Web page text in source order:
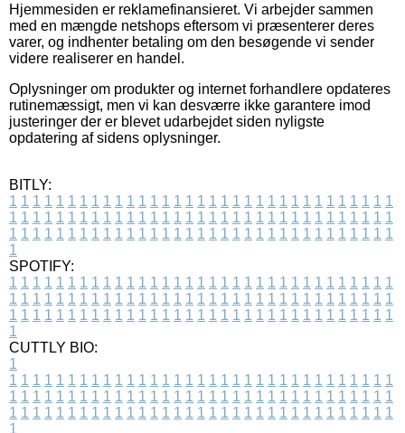
Hjemmesiden er reklamefinansieret. Vi arbejder sammen
med en mængde netshops eftersom vi præsenterer deres
varer, og indhenter betaling om den besøgende vi sender
videre realiserer en handel.
Oplysninger om produkter og internet forhandlere opdateres
rutinemæssigt, men vi kan desværre ikke garantere imod
justeringer der er blevet udarbejdet siden nyligste
opdatering af sidens oplysninger.
BITLY:
1 1 1 1 1 1 1 1 1 1 1 1 1 1 1 1 1 1 1 1 1 1 1 1 1 1 1 1 1 1 1 1 1
1 1 1 1 1 1 1 1 1 1 1 1 1 1 1 1 1 1 1 1 1 1 1 1 1 1 1 1 1 1 1 1 1
1 1 1 1 1 1 1 1 1 1 1 1 1 1 1 1 1 1 1 1 1 1 1 1 1 1 1 1 1 1 1 1 1
1
SPOTIFY:
1 1 1 1 1 1 1 1 1 1 1 1 1 1 1 1 1 1 1 1 1 1 1 1 1 1 1 1 1 1 1 1 1
1 1 1 1 1 1 1 1 1 1 1 1 1 1 1 1 1 1 1 1 1 1 1 1 1 1 1 1 1 1 1 1 1
1 1 1 1 1 1 1 1 1 1 1 1 1 1 1 1 1 1 1 1 1 1 1 1 1 1 1 1 1 1 1 1 1
1
CUTTLY BIO:
1
1 1 1 1 1 1 1 1 1 1 1 1 1 1 1 1 1 1 1 1 1 1 1 1 1 1 1 1 1 1 1 1 1
1 1 1 1 1 1 1 1 1 1 1 1 1 1 1 1 1 1 1 1 1 1 1 1 1 1 1 1 1 1 1 1 1
1 1 1 1 1 1 1 1 1 1 1 1 1 1 1 1 1 1 1 1 1 1 1 1 1 1 1 1 1 1 1 1 1
1